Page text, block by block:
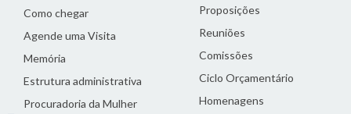
Como chegar
Agende uma Visita
Memória
Estrutura administrativa
Procuradoria da Mulher
Proposições
Reuniões
Comissões
Ciclo Orçamentário
Homenagens